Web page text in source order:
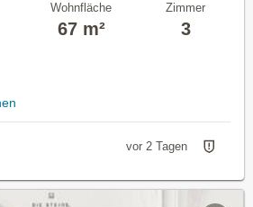
Wohnfläche
67 m²
Zimmer
3
vor 2 Tagen